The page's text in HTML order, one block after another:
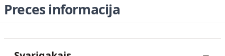
Preces informacija